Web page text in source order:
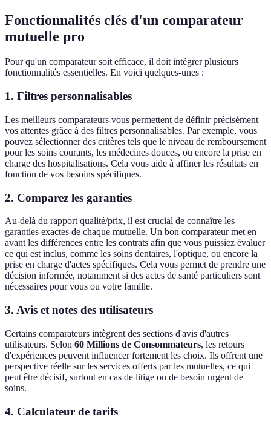
Fonctionnalités clés d'un comparateur
mutuelle pro
Pour qu'un comparateur soit efficace, il doit intégrer plusieurs
fonctionnalités essentielles. En voici quelques-unes :
1. Filtres personnalisables
Les meilleurs comparateurs vous permettent de définir précisément
vos attentes grâce à des filtres personnalisables. Par exemple, vous
pouvez sélectionner des critères tels que le niveau de remboursement
pour les soins courants, les médecines douces, ou encore la prise en
charge des hospitalisations. Cela vous aide à affiner les résultats en
fonction de vos besoins spécifiques.
2. Comparez les garanties
Au-delà du rapport qualité/prix, il est crucial de connaître les
garanties exactes de chaque mutuelle. Un bon comparateur met en
avant les différences entre les contrats afin que vous puissiez évaluer
ce qui est inclus, comme les soins dentaires, l'optique, ou encore la
prise en charge d'actes spécifiques. Cela vous permet de prendre une
décision informée, notamment si des actes de santé particuliers sont
nécessaires pour vous ou votre famille.
3. Avis et notes des utilisateurs
Certains comparateurs intègrent des sections d'avis d'autres
utilisateurs. Selon 60 Millions de Consommateurs, les retours
d'expériences peuvent influencer fortement les choix. Ils offrent une
perspective réelle sur les services offerts par les mutuelles, ce qui
peut être décisif, surtout en cas de litige ou de besoin urgent de
soins.
4. Calculateur de tarifs